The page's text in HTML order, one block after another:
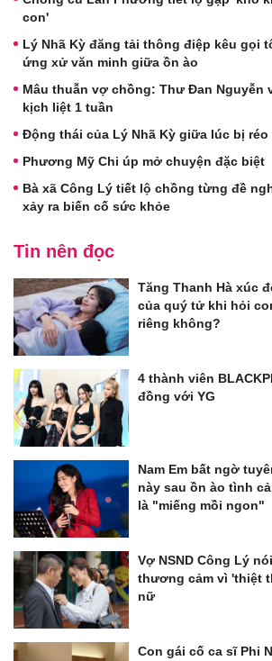
con'
Lý Nhã Kỳ đăng tải thông điệp kêu gọi
ứng xử văn minh giữa ồn ào
Mâu thuẫn vợ chồng: Thư Đan Nguyễn
kịch liệt 1 tuần
Động thái của Lý Nhã Kỳ giữa lúc bị réo
Phương Mỹ Chi úp mở chuyện đặc biệt
Bà xã Công Lý tiết lộ chồng từng đề
xảy ra biến cố sức khỏe
Tin nên đọc
Tăng Thanh Hà xúc
của quý tử khi hỏi
riêng không?
4 thành viên
đồng với YG
Nam Em bất ngờ
này sau ồn ào tình
là "miếng mồi ngon"
Vợ NSND Công Lý
thương cảm vì 'thiệt
nữ
Con gái cố ca sĩ Phi